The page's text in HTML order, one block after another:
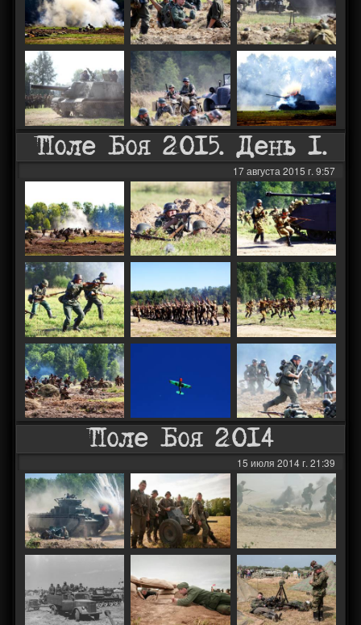
Поле Боя 2015. День 1.
17 августа 2015 г. 9:57
Поле Боя 2014
15 июля 2014 г. 21:39